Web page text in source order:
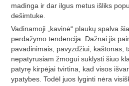
madinga ir dar ilgus metus išliks
dešimtuke.
Vadinamoji „kavinė“ plaukų spalva
perdažymo tendencija. Dažnai jis
pavadinimais, pavyzdžiui, kaštonas,
nepatyrusiam žmogui suklysti šiuo
patyrę kirpėjai tvirtina, kad visos
ypatybes. Todėl juos lyginti nėra